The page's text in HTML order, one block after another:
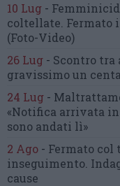
10 Lug -
coltellate. Fermato
(Foto-Video)
26 Lug - Scontro tra
gravissimo un
24 Lug -
«Notifica arrivata
sono andati lì»
2 Ago - Fermato col
inseguimento.
cause